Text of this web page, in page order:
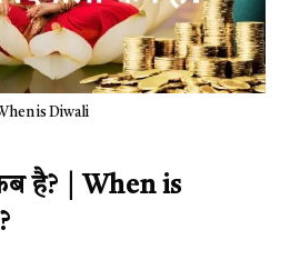
is Diwali
है? | When is